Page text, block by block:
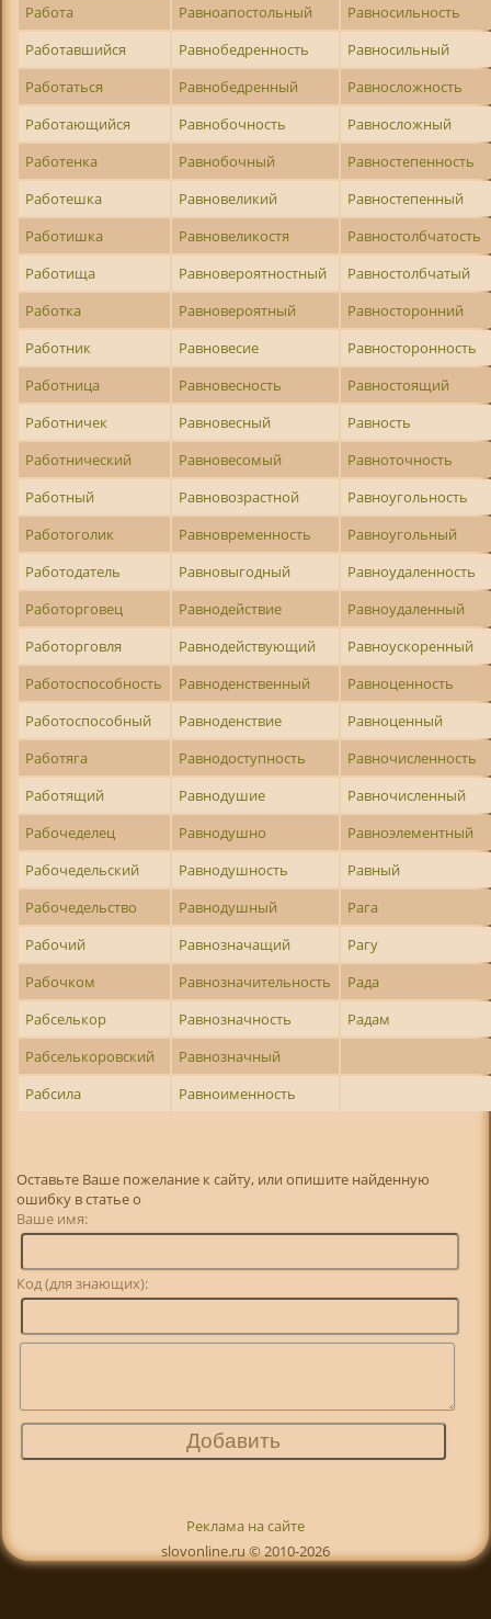
Работа
Равноапостольный
Равносильность
Работавшийся
Равнобедренность
Равносильный
Работаться
Равнобедренный
Равносложность
Работающийся
Равнобочность
Равносложный
Работенка
Равнобочный
Равностепенность
Работешка
Равновеликий
Равностепенный
Работишка
Равновеликостя
Равностолбчатость
Работища
Равновероятностный
Равностолбчатый
Работка
Равновероятный
Равносторонний
Работник
Равновесие
Равносторонность
Работница
Равновесность
Равностоящий
Работничек
Равновесный
Равность
Работнический
Равновесомый
Равноточность
Работный
Равновозрастной
Равноугольность
Работоголик
Равновременность
Равноугольный
Работодатель
Равновыгодный
Равноудаленность
Работорговец
Равнодействие
Равноудаленный
Работорговля
Равнодействующий
Равноускоренный
Работоспособность
Равноденственный
Равноценность
Работоспособный
Равноденствие
Равноценный
Работяга
Равнодоступность
Равночисленность
Работящий
Равнодушие
Равночисленный
Рабочеделец
Равнодушно
Равноэлементный
Рабочедельский
Равнодушность
Равный
Рабочедельство
Равнодушный
Рага
Рабочий
Равнозначащий
Рагу
Рабочком
Равнозначительность
Рада
Рабселькор
Равнозначность
Радам
Рабселькоровский
Равнозначный
Рабсила
Равноименность
Оставьте Ваше пожелание к сайту, или опишите найденную
ошибку в статье о
Ваше имя:
Код (для знающих):
Реклама на сайте
slovonline.ru © 2010-2026